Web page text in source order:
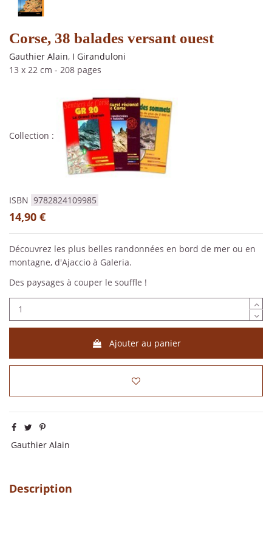
Corse, 38 balades versant ouest
Gauthier Alain, I Giranduloni
13 x 22 cm - 208 pages
Collection :
ISBN 9782824109985
14,90 €
Découvrez les plus belles randonnées en bord de mer ou en
montagne, d'Ajaccio à Galeria.
Des paysages à couper le souffle !
Ajouter au panier
Gauthier Alain
Description